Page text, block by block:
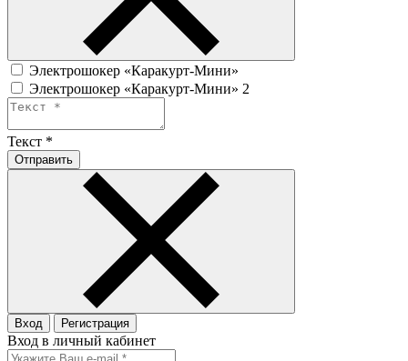
Электрошокер «Каракурт-Мини»
Электрошокер «Каракурт-Мини» 2
Текст *
Отправить
Вход Регистрация
Вход в личный кабинет